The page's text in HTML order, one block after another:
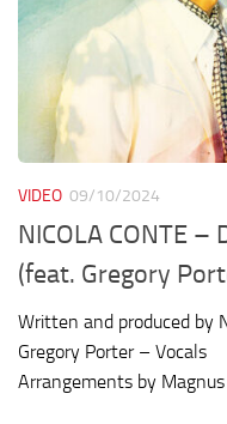
VIDEO 09/10/2024
NICOLA CONTE –
(feat. Gregory
Written and produced by
Gregory Porter – Vocals
Arrangements by